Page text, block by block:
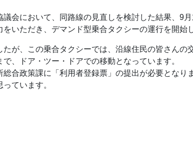
会において、同路線の見直しを検討した結果、9
いただき、デマンド型乗合タクシーの運行を開始
が、この乗合タクシーでは、沿線住民の皆さんの
、ドア・ツー・ドアでの移動となっています。
合政策課に「利用者登録票」の提出が必要となり
ています。